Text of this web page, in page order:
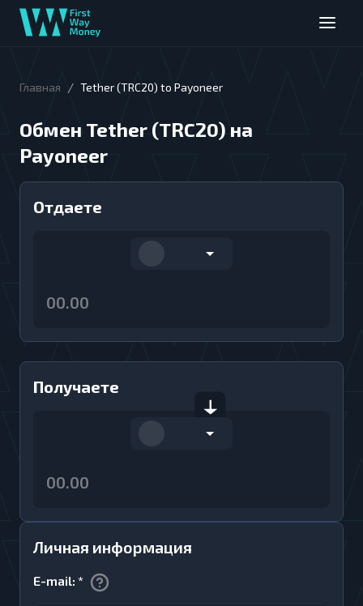
Главная / Tether (TRC20) to Payoneer
Обмен Tether (TRC20) на
Payoneer
Личная информация
E-mail: *
Отдаете
Получаете